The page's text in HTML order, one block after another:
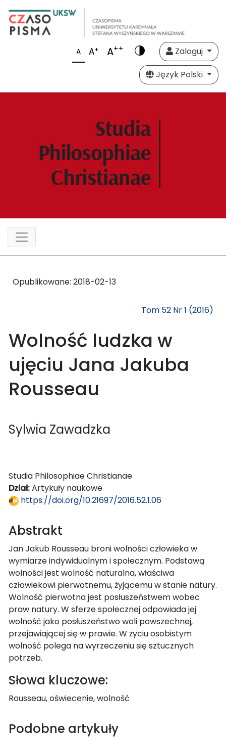
A A+ A++
Zaloguj
Język Polski
Opublikowane: 2018-02-13
Tom 52 Nr 1 (2016)
Wolność ludzka w
ujęciu Jana Jakuba
Rousseau
Sylwia Zawadzka
Studia Philosophiae Christianae
Dział:Artykuły naukowe
https://doi.org/10.21697/2016.52.1.06
Abstrakt
Jan Jakub Rousseau broni wolności człowieka w
wymiarze indywidualnym i społecznym. Podstawą
wolności jest wolność naturalna, właściwa
człowiekowi pierwotnemu, żyjącemu w stanie natury.
Wolność pierwotna jest posłuszeństwem wobec
praw natury. W sferze społecznej odpowiada jej
wolność jako posłuszeństwo woli powszechnej,
przejawiającej się w prawie. W życiu osobistym
wolność polega na wyrzeczeniu się sztucznych
potrzeb.
Słowa kluczowe:
Rousseau, oświecenie, wolność
Podobne artykuły